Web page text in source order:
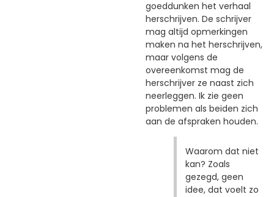
goeddunken het verhaal
herschrijven. De schrijver
mag altijd opmerkingen
maken na het herschrijven,
maar volgens de
overeenkomst mag de
herschrijver ze naast zich
neerleggen. Ik zie geen
problemen als beiden zich
aan de afspraken houden.
Waarom dat niet
kan? Zoals
gezegd, geen
idee, dat voelt zo